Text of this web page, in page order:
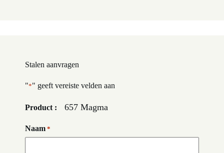
Stalen aanvragen
"*" geeft vereiste velden aan
Product : 657 Magma
Naam *